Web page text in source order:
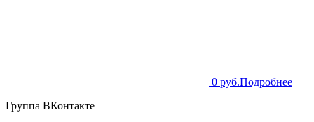
0 руб.Подробнее
Группа ВКонтакте